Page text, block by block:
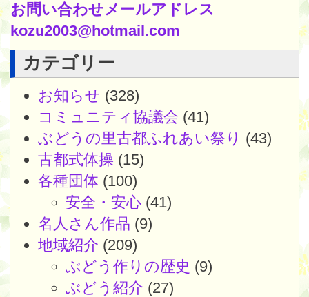
お問い合わせメールアドレス
kozu2003@hotmail.com
カテゴリー
お知らせ (328)
コミュニティ協議会 (41)
ぶどうの里古都ふれあい祭り (43)
古都式体操 (15)
各種団体 (100)
安全・安心 (41)
名人さん作品 (9)
地域紹介 (209)
ぶどう作りの歴史 (9)
ぶどう紹介 (27)